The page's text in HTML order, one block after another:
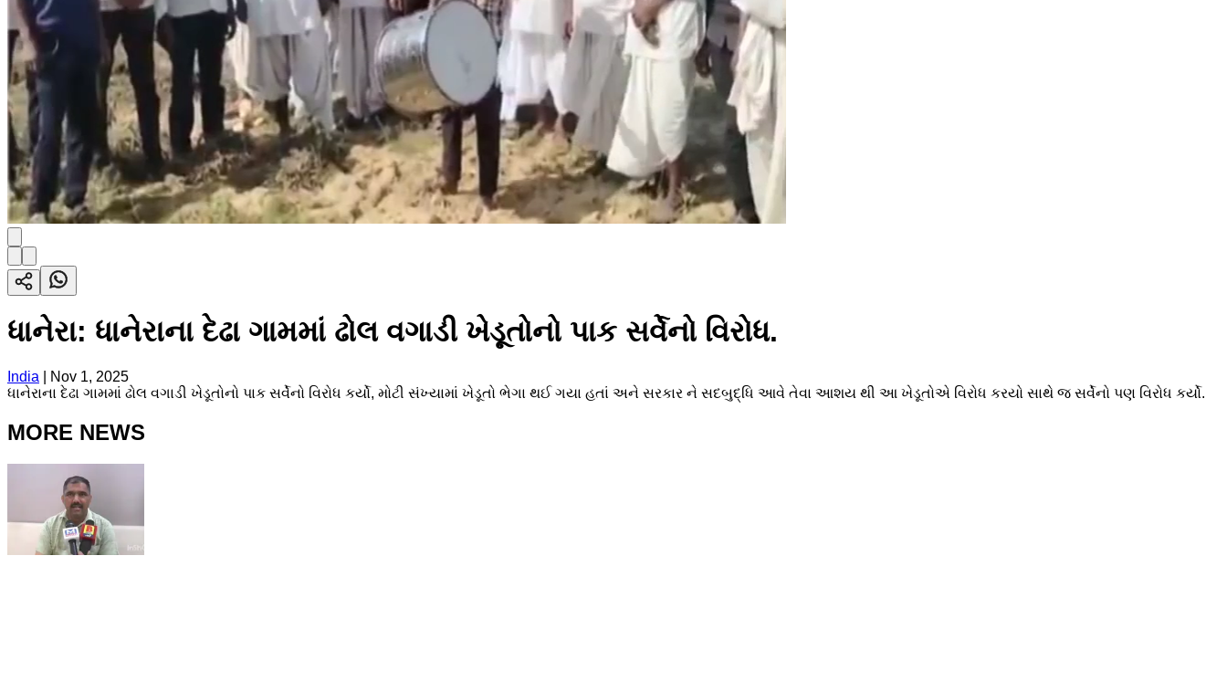
ધાનેરા: ધાનેરાના દેઢા ગામમાં ઢોલ વગાડી ખેડૂતોનો પાક સર્વેનો વિરોધ.
India
Nov 1, 2025
ધાનેરાના દેઢા ગામમાં ઢોલ વગાડી ખેડૂતોનો પાક સર્વેનો વિરોધ કર્યો, મોટી સંખ્યામાં ખેડૂતો ભેગા થઈ ગયા હતાં અને સરકાર ને સદબુદ્ધિ આવે તેવા આશય થી આ ખેડૂતોએ વિરોધ કરયો સાથે જ સર્વેનો પણ વિરોધ કર્યો.
MORE NEWS